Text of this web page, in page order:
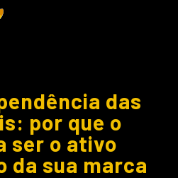
das
por que o
ser o ativo
da sua marca